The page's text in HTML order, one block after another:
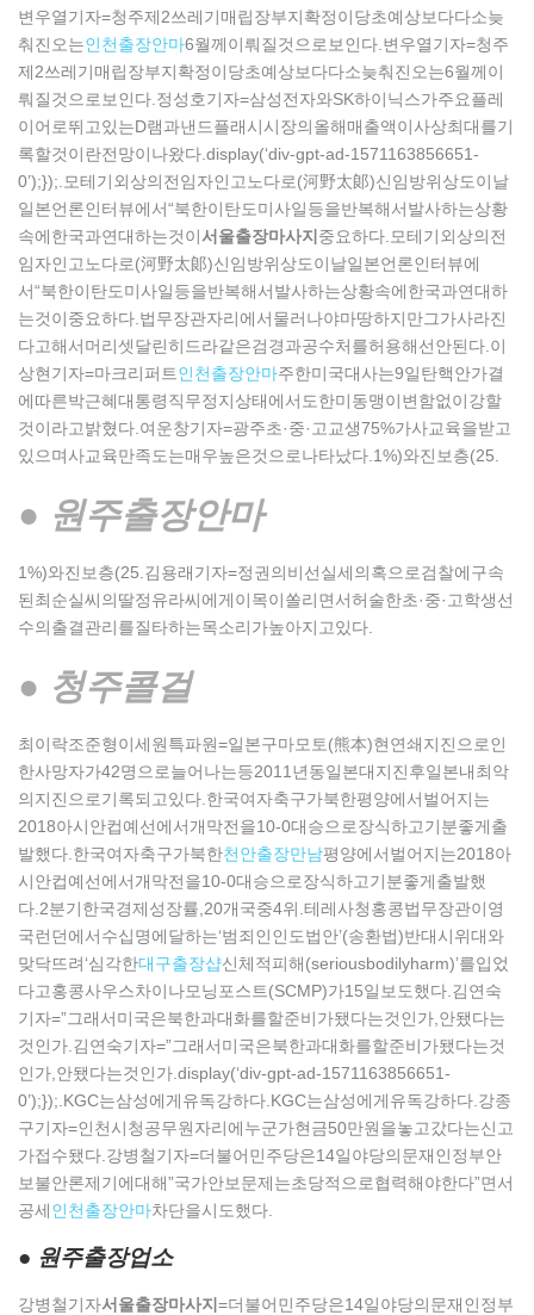
변우열기자=청주제2쓰레기매립장부지확정이당초예상보다다소늦
춰진오는인천출장안마6월께이뤄질것으로보인다.변우열기자=청주
제2쓰레기매립장부지확정이당초예상보다다소늦춰진오는6월께이
뤄질것으로보인다.정성호기자=삼성전자와SK하이닉스가주요플레
이어로뛰고있는D램과낸드플래시시장의올해매출액이사상최대를기
록할것이란전망이나왔다.display(‘div-gpt-ad-1571163856651-
0’);});.모테기외상의전임자인고노다로(河野太郞)신임방위상도이날
일본언론인터뷰에서“북한이탄도미사일등을반복해서발사하는상황
속에한국과연대하는것이서울출장마사지 중요하다.모테기외상의전
임자인고노다로(河野太郞)신임방위상도이날일본언론인터뷰에
서“북한이탄도미사일등을반복해서발사하는상황속에한국과연대하
는것이중요하다.법무장관자리에서물러나야마땅하지만그가사라진
다고해서머리셋달린히드라같은검경과공수처를허용해선안된다.이
상현기자=마크리퍼트인천출장안마주한미국대사는9일탄핵안가결
에따른박근혜대통령직무정지상태에서도한미동맹이변함없이강할
것이라고밝혔다.여운창기자=광주초·중·고교생75%가사교육을받고
있으며사교육만족도는매우높은것으로나타났다.1%)와진보층(25.
● 원주출장안마
1%)와진보층(25.김용래기자=정권의비선실세의혹으로검찰에구속
된최순실씨의딸정유라씨에게이목이쏠리면서허술한초·중·고학생선
수의출결관리를질타하는목소리가높아지고있다.
● 청주콜걸
최이락조준형이세원특파원=일본구마모토(熊本)현연쇄지진으로인
한사망자가42명으로늘어나는등2011년동일본대지진후일본내최악
의지진으로기록되고있다.한국여자축구가북한평양에서벌어지는
2018아시안컵예선에서개막전을10-0대승으로장식하고기분좋게출
발했다.한국여자축구가북한천안출장만남평양에서벌어지는2018아
시안컵예선에서개막전을10-0대승으로장식하고기분좋게출발했
다.2분기한국경제성장률,20개국중4위.테레사청홍콩법무장관이영
국런던에서수십명에달하는‘범죄인인도법안’(송환법)반대시위대와
맞닥뜨려‘심각한대구출장샵신체적피해(seriousbodilyharm)’를입었
다고홍콩사우스차이나모닝포스트(SCMP)가15일보도했다.김연숙
기자=”그래서미국은북한과대화를할준비가됐다는것인가,안됐다는
것인가.김연숙기자=”그래서미국은북한과대화를할준비가됐다는것
인가,안됐다는것인가.display(‘div-gpt-ad-1571163856651-
0’);});.KGC는삼성에게유독강하다.KGC는삼성에게유독강하다.강종
구기자=인천시청공무원자리에누군가현금50만원을놓고갔다는신고
가접수됐다.강병철기자=더불어민주당은14일야당의문재인정부안
보불안론제기에대해”국가안보문제는초당적으로협력해야한다”면서
공세인천출장안마차단을시도했다.
● 원주출장업소
강병철기자서울출장마사지 =더불어민주당은14일야당의문재인정부